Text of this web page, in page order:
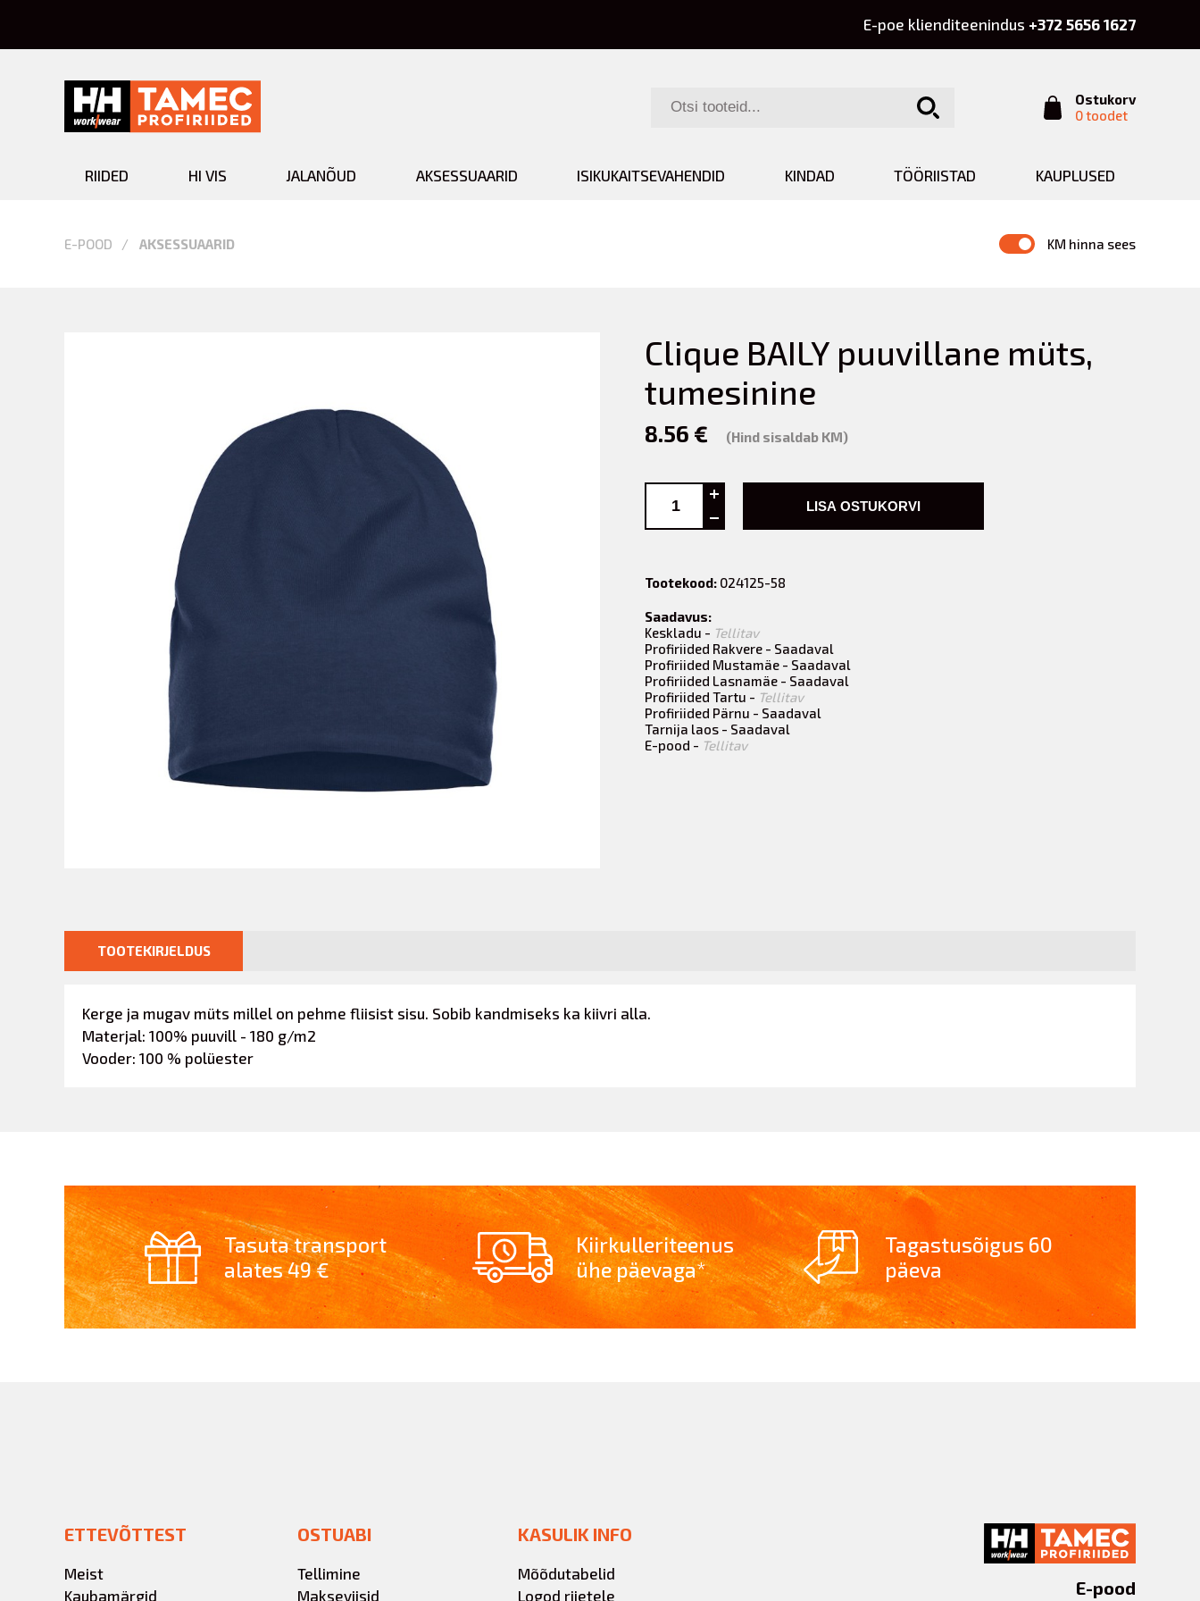
E-poe klienditeenindus +372 5656 1627
Ostukorv
0 toodet
RIIDED HI VIS JALANÕUD AKSESSUAARID ISIKUKAITSEVAHENDID KINDAD TÖÖRIISTAD KAUPLUSED
Aksessuaarid
E-POOD AKSESSUAARID KM hinna sees
Clique BAILY puuvillane müts,
tumesinine
8.56 € (Hind sisaldab KM)
LISA OSTUKORVI
Tootekood: 024125-58
Saadavus:
Keskladu - Tellitav
Profiriided Rakvere - Saadaval
Profiriided Mustamäe - Saadaval
Profiriided Lasnamäe - Saadaval
Profiriided Tartu - Tellitav
Profiriided Pärnu - Saadaval
Tarnija laos - Saadaval
E-pood - Tellitav
TOOTEKIRJELDUS
Kerge ja mugav müts millel on pehme fliisist sisu. Sobib kandmiseks ka kiivri alla.
Materjal: 100% puuvill - 180 g/m2
Vooder: 100 % polüester
Tasuta transport
alates 49 €
Kiirkulleriteenus
ühe päevaga*
Tagastusõigus 60
päeva
ETTEVÕTTEST
Meist
Kaubamärgid
OSTUABI
Tellimine
Makseviisid
KASULIK INFO
Mõõdutabelid
Logod riietele
E-pood